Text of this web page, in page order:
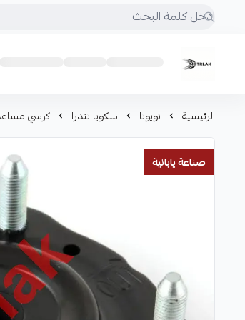
Motrlak
الرئيسية تويوتا سكويا تندرا كرسي
صناعة يابانية